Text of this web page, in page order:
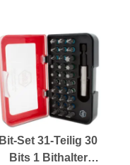
Bit-Set 31-Teilig 30
Bits 1 Bithalter